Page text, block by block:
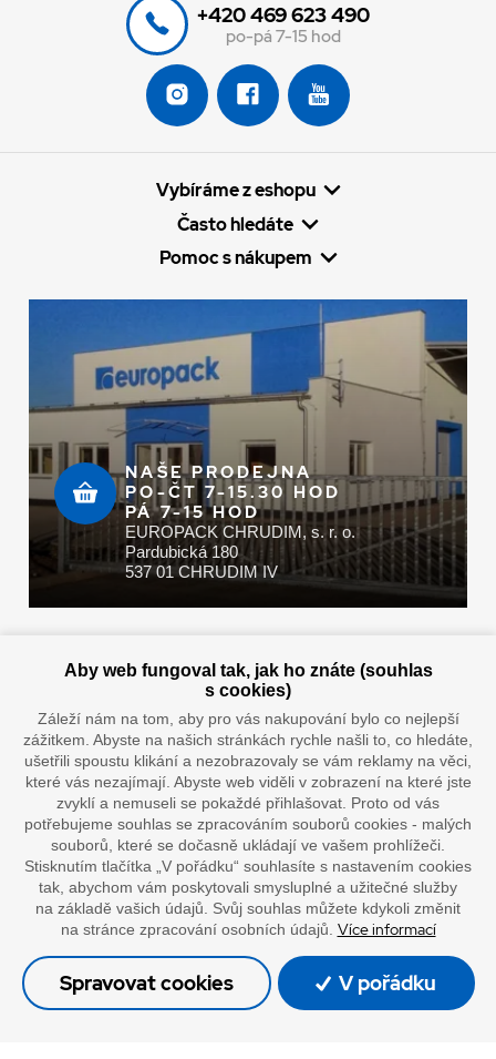
+420 469 623 490
po-pá 7-15 hod
Vybíráme z eshopu
Často hledáte
Pomoc s nákupem
NAŠE PRODEJNA
PO-ČT 7-15.30 HOD
PÁ 7-15 HOD
EUROPACK CHRUDIM, s. r. o.
Pardubická 180
537 01 CHRUDIM IV
Doprava vaším oblíbeným dopravcem
”Lepíme s jistotou”
© Oficiální stránky společnosti Europack
Aby web fungoval tak, jak ho znáte (souhlas
s cookies)
Záleží nám na tom, aby pro vás nakupování bylo co nejlepší
zážitkem. Abyste na našich stránkách rychle našli to, co hledáte,
ušetřili spoustu klikání a nezobrazovaly se vám reklamy na věci,
které vás nezajímají. Abyste web viděli v zobrazení na které jste
zvyklí a nemuseli se pokaždé přihlašovat. Proto od vás
potřebujeme souhlas se zpracováním souborů cookies - malých
souborů, které se dočasně ukládají ve vašem prohlížeči.
Stisknutím tlačítka „V pořádku“ souhlasíte s nastavením cookies
tak, abychom vám poskytovali smysluplné a užitečné služby
na základě vašich údajů. Svůj souhlas můžete kdykoli změnit
na stránce zpracování osobních údajů. Více informací
Spravovat cookies V pořádku